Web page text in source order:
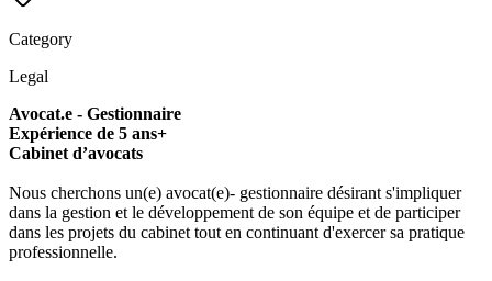
Category
Legal
Avocat.e - Gestionnaire
Expérience de 5 ans+
Cabinet d’avocats
Nous cherchons un(e) avocat(e)- gestionnaire désirant s'impliquer
dans la gestion et le développement de son équipe et de participer
dans les projets du cabinet tout en continuant d'exercer sa pratique
professionnelle.